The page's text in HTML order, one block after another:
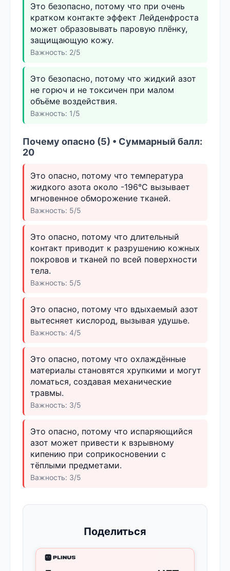
Это безопасно, потому что при очень
кратком контакте эффект Лейденфроста
может образовывать паровую плёнку,
защищающую кожу.
Важность: 2/5
Это безопасно, потому что жидкий азот
не горюч и не токсичен при малом
объёме воздействия.
Важность: 1/5
Почему опасно (5) • Суммарный балл:
20
Это опасно, потому что температура
жидкого азота около -196°C вызывает
мгновенное обморожение тканей.
Важность: 5/5
Это опасно, потому что длительный
контакт приводит к разрушению кожных
покровов и тканей по всей поверхности
тела.
Важность: 5/5
Это опасно, потому что вдыхаемый азот
вытесняет кислород, вызывая удушье.
Важность: 4/5
Это опасно, потому что охлаждённые
материалы становятся хрупкими и могут
ломаться, создавая механические
травмы.
Важность: 3/5
Это опасно, потому что испаряющийся
азот может привести к взрывному
кипению при соприкосновении с
тёплыми предметами.
Важность: 3/5
Поделиться